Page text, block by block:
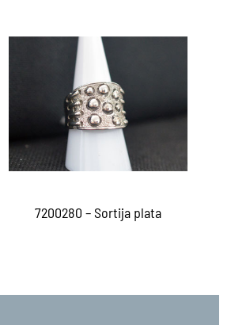
7200280 – Sortija plata